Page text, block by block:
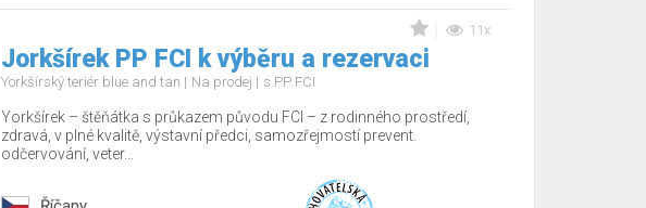
11x
Jorkšírek PP FCI k výběru a rezervaci
Yorkšírský teriér blue and tan Na prodej s PP FCI
Yorkšírek – štěňátka s průkazem původu FCI – z rodinného prostředí,
zdravá, v plné kvalitě, výstavní předci, samozřejmostí prevent.
odčervování, veter...